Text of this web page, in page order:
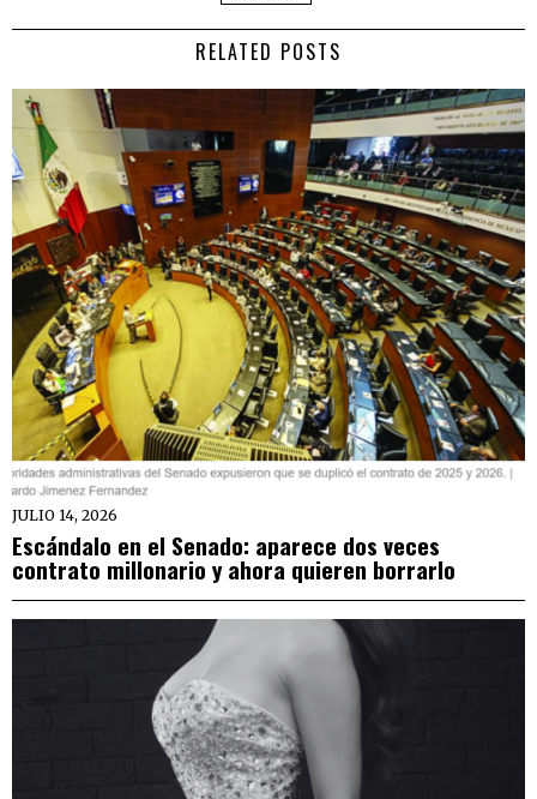
RELATED POSTS
JULIO 14, 2026
Escándalo en el Senado: aparece dos veces
contrato millonario y ahora quieren borrarlo